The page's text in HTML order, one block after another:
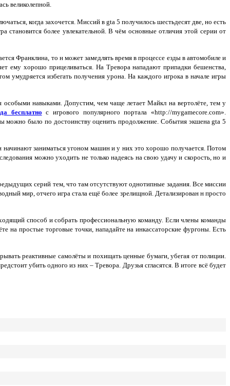
великолепной.
когда захочется. Миссий в gta 5 получилось шестьдесят две, но есть
становится более увлекательной. В чём основные отличия этой серии от
Франклина, то н может замедлять время в процессе езды в автомобиле и
ему хорошо прицеливаться. На Тревора нападают припадки бешенства,
умудряется избегать получения урона. На каждого игрока в начале игры
особыми навыками. Допустим, чем чаще летает Майкл на вертолёте, тем у
бесплатно с игрового популярного портала «http://mygamecore.com».
можно было по достоинству оценить продолжение. События экшена gta 5
заниматься угоном машин и у них это хорошо получается. Потом
можно уходить не только надеясь на свою удачу и скорость, но и
серий тем, что там отсутствуют однотипные задания. Все миссии
мир, отчего игра стала ещё более зрелищной. Детализирован н просто
способ и собрать профессиональную команду. Если члены команды
на простые торговые точки, нападайте на инкассаторские фургоны. Есть
реактивные самолёты и похищать ценные бумаги, убегая от полиции.
убить одного из них – Тревора. Друзья сгласятся. В итоге всё будет